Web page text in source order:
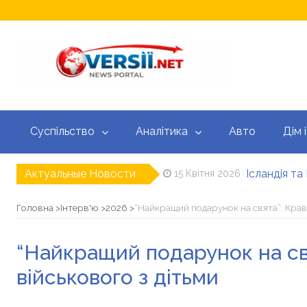
Суспільство Аналітика Авто Дім
Актуальные Новости 15 Квітня 2026 Ісландія
14 Квітня 2026
22 Квітня 2026 “Моя
Головна Інтерв'ю 2026 “Найкращий подарунок на свята”:
“Найкращий подарунок на
військового з дітьми